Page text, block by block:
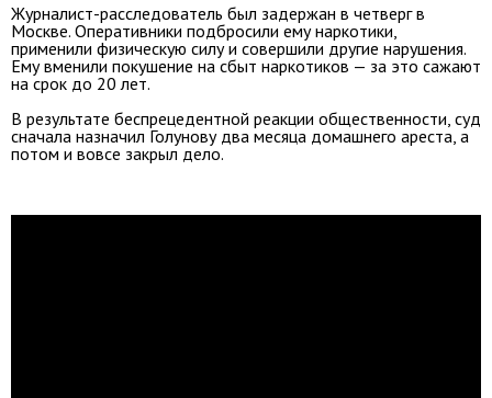
Журналист-расследователь был задержан в четверг в
Москве. Оперативники подбросили ему наркотики,
применили физическую силу и совершили другие нарушения.
Ему вменили покушение на сбыт наркотиков — за это сажают
на срок до 20 лет.
В результате беспрецедентной реакции общественности, суд
сначала назначил Голунову два месяца домашнего ареста, а
потом и вовсе закрыл дело.